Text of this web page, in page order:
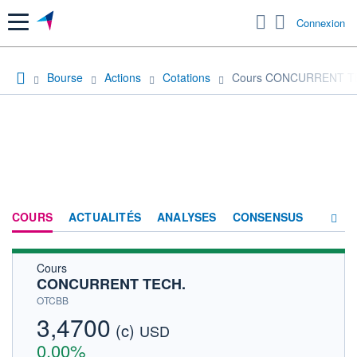
Menu Connexion
Bourse Actions Cotations Cours CONCURRENT
COURS ACTUALITÉS ANALYSES CONSENSUS
Cours
CONCURRENT TECH.
OTCBB
3,4700 (c) USD
0,00%